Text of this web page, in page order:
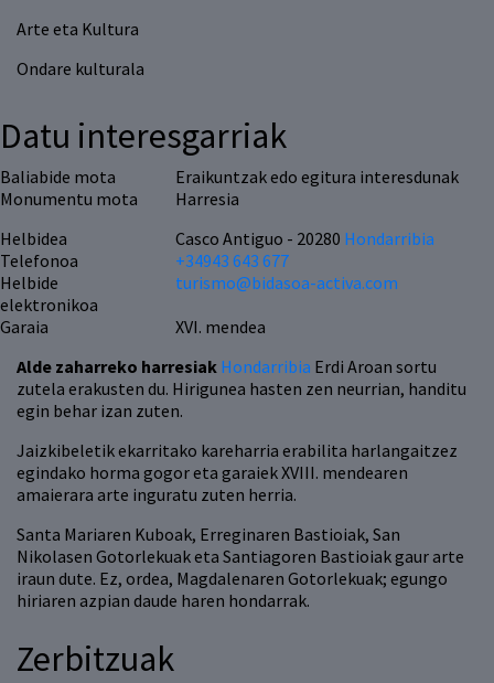
Arte eta Kultura
Ondare kulturala
Alde zaharreko harresiak Hondarribia Erdi Aroan sortu
zutela erakusten du. Hirigunea hasten zen neurrian, handitu
egin behar izan zuten.
Jaizkibeletik ekarritako kareharria erabilita harlangaitzez
egindako horma gogor eta garaiek XVIII. mendearen
amaierara arte inguratu zuten herria.
Santa Mariaren Kuboak, Erreginaren Bastioiak, San
Nikolasen Gotorlekuak eta Santiagoren Bastioiak gaur arte
iraun dute. Ez, ordea, Magdalenaren Gotorlekuak; egungo
hiriaren azpian daude haren hondarrak.
Datu interesgarriak
Baliabide mota
Eraikuntzak edo egitura interesdunak
Monumentu mota
Harresia
Helbidea
Casco Antiguo - 20280 Hondarribia
Telefonoa
+34943 643 677
Helbide
elektronikoa
turismo@bidasoa-activa.com
Garaia
XVI. mendea
Zerbitzuak